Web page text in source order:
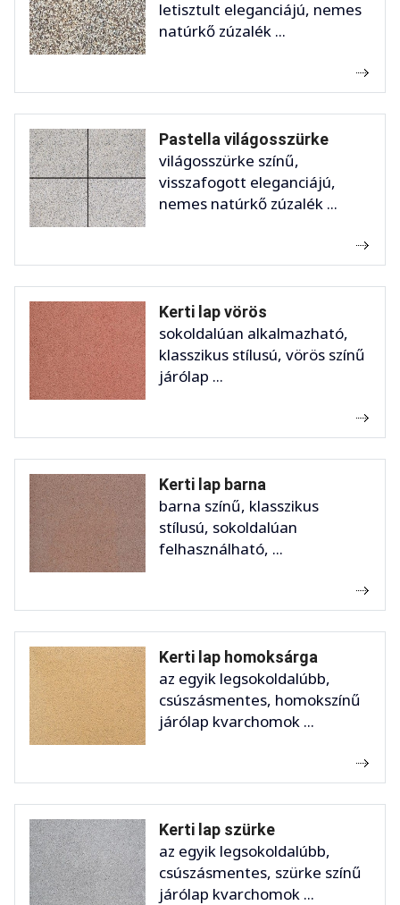
letisztult eleganciájú, nemes
natúrkő zúzalék ...
Pastella világosszürke
világosszürke színű,
visszafogott eleganciájú,
nemes natúrkő zúzalék ...
Kerti lap vörös
sokoldalúan alkalmazható,
klasszikus stílusú, vörös színű
járólap ...
Kerti lap barna
barna színű, klasszikus
stílusú, sokoldalúan
felhasználható, ...
Kerti lap homoksárga
az egyik legsokoldalúbb,
csúszásmentes, homokszínű
járólap kvarchomok ...
Kerti lap szürke
az egyik legsokoldalúbb,
csúszásmentes, szürke színű
járólap kvarchomok ...